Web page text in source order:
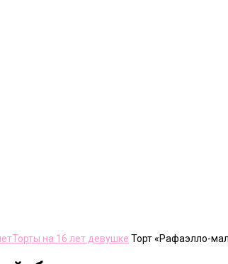
Торты на 16 лет девушке Торт «Рафаэлло-